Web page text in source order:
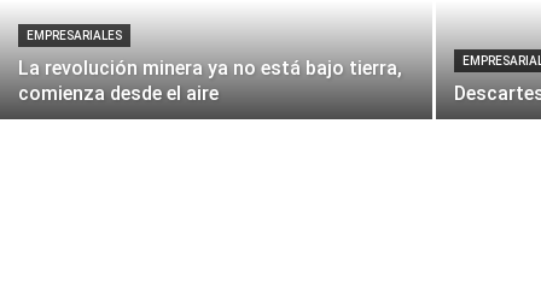
EMPRESARIALES
La revolución minera ya no está bajo tierra,
comienza desde el aire